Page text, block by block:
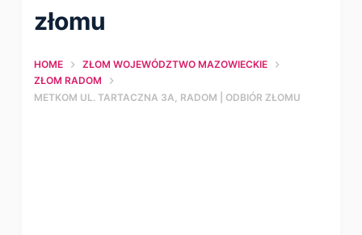
złomu
HOME
ZŁOM WOJEWÓDZTWO MAZOWIECKIE
ZŁOM RADOM
METKOM UL. TARTACZNA 3A, RADOM | ОDBIÓR ZŁOMU